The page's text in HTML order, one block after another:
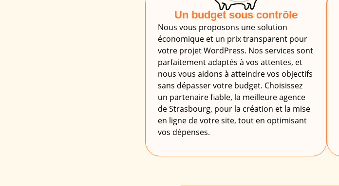
Un budget sous contrôle
Nous vous proposons une solution
économique et un prix transparent pour
votre projet WordPress. Nos services sont
parfaitement adaptés à vos attentes, et
nous vous aidons à atteindre vos objectifs
sans dépasser votre budget. Choisissez
un partenaire fiable, la meilleure agence
de Strasbourg, pour la création et la mise
en ligne de votre site, tout en optimisant
vos dépenses.